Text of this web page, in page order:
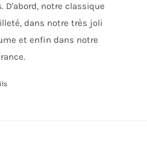
notre classique
dans notre très joli
et enfin dans notre